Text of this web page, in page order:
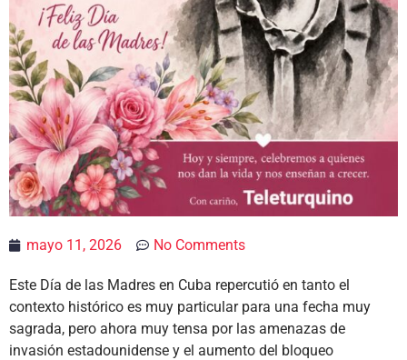
mayo 11, 2026 No Comments
Este Día de las Madres en Cuba repercutió en tanto el
contexto histórico es muy particular para una fecha muy
sagrada, pero ahora muy tensa por las amenazas de
invasión estadounidense y el aumento del bloqueo